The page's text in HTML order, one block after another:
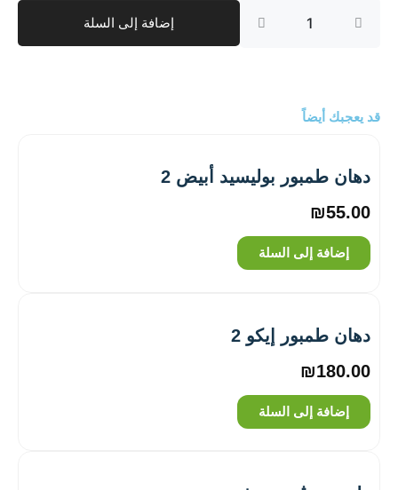
2
إضافة إلى السلة
قد يعجبك أيضاً
دهان طمبور بوليسيد أبيض 2
₪55.00
إضافة إلى السلة
دهان طمبور إيكو 2
₪180.00
إضافة إلى السلة